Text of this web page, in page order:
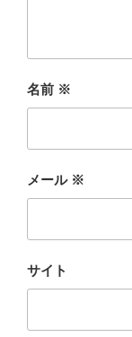
名前 ※
メール ※
サイト